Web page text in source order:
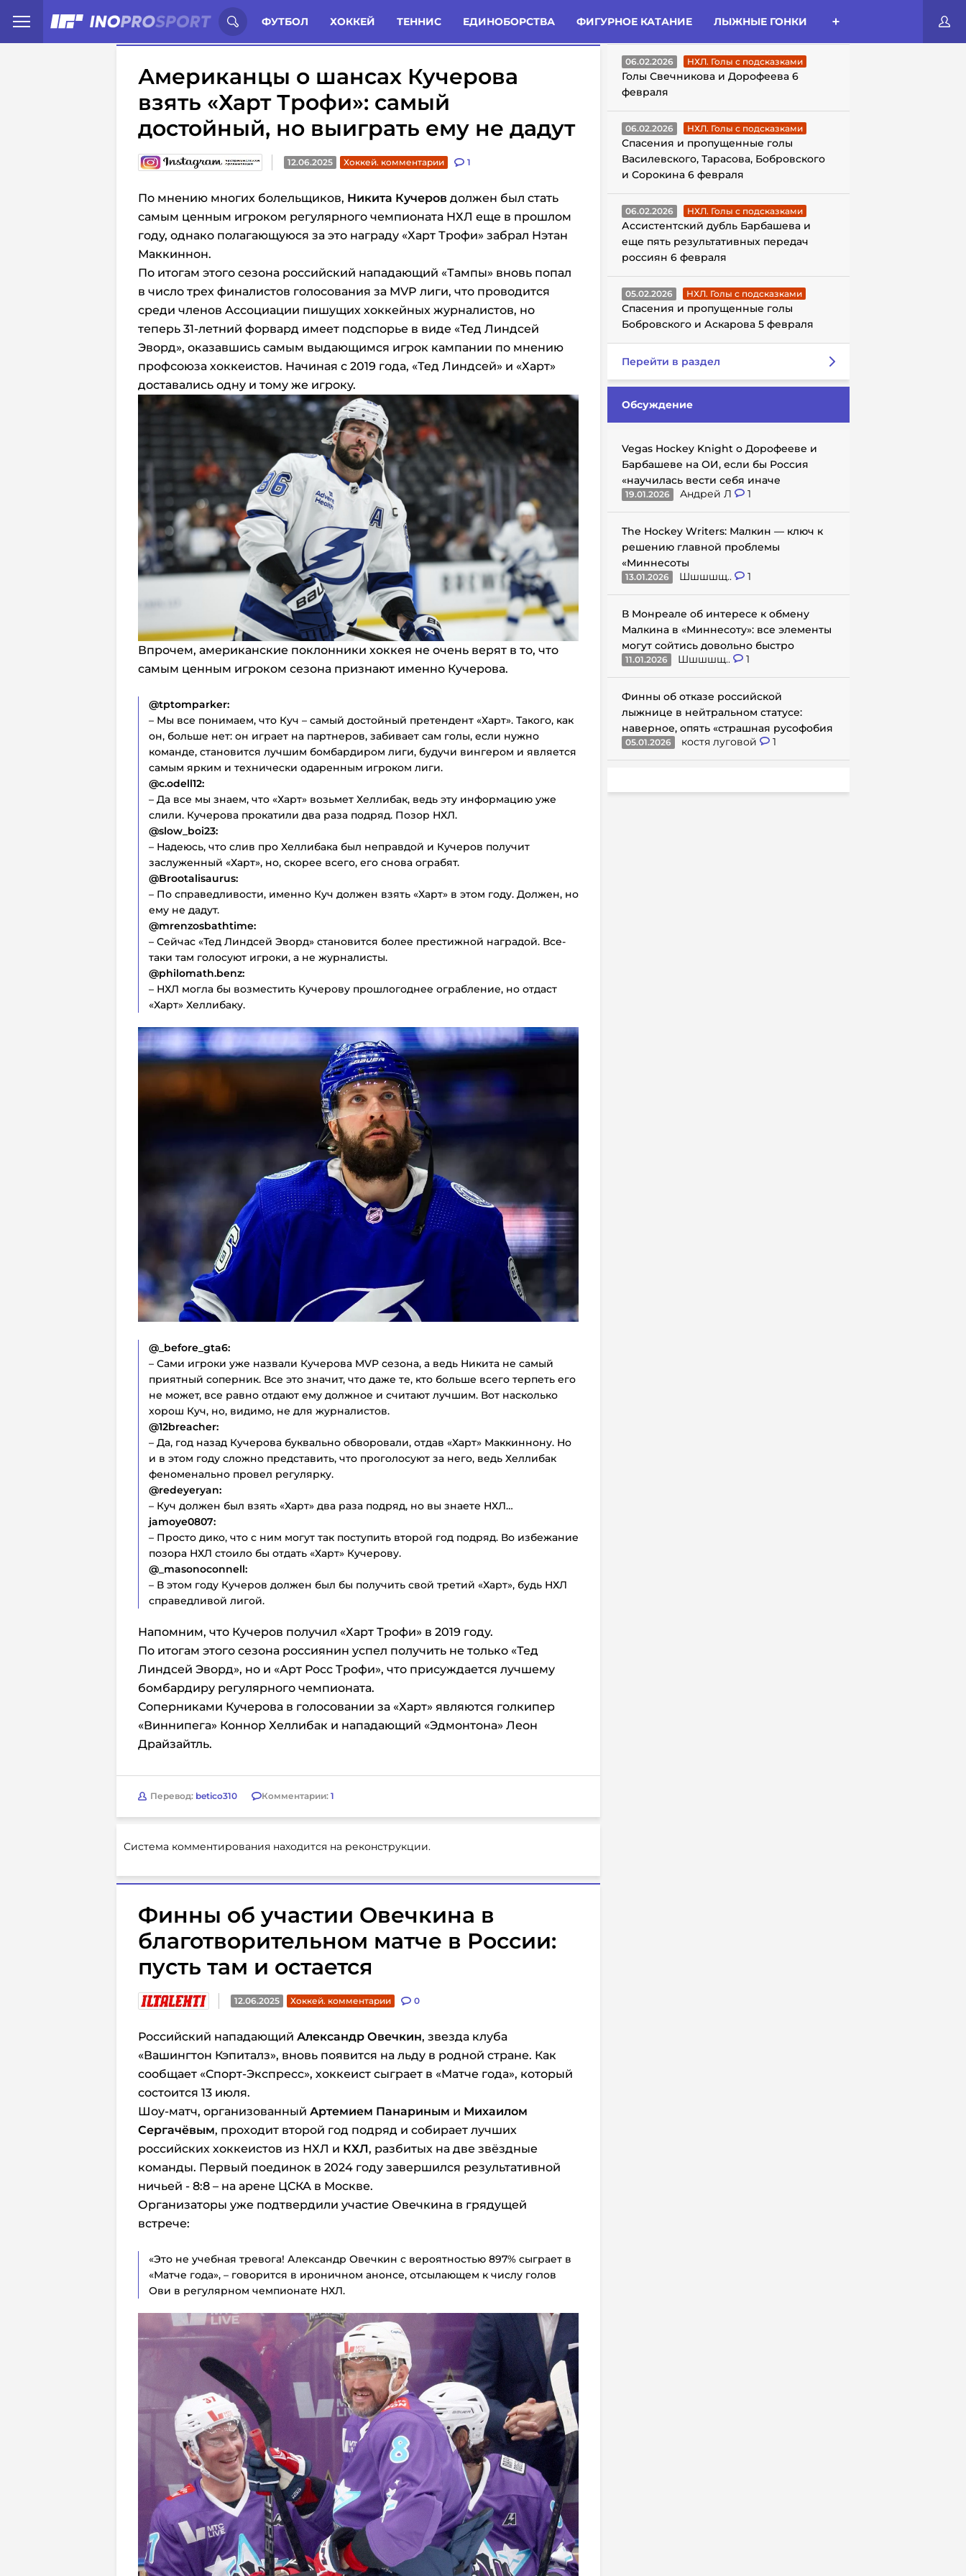
ФУТБОЛ ХОККЕЙ ТЕННИС ЕДИНОБОРСТВА ФИГУРНОЕ КАТАНИЕ ЛЫЖНЫЕ ГОНКИ
Иностранцы о спорте России: Статьи Комменты Новости
Американцы о шансах Кучерова
взять «Харт Трофи»: самый
достойный, но выиграть ему не дадут
12.06.2025 Хоккей. комментарии 1
По мнению многих болельщиков, Никита Кучеров должен был стать
самым ценным игроком регулярного чемпионата НХЛ еще в прошлом
году, однако полагающуюся за это награду «Харт Трофи» забрал Нэтан
Маккиннон.
По итогам этого сезона российский нападающий «Тампы» вновь попал
в число трех финалистов голосования за MVP лиги, что проводится
среди членов Ассоциации пишущих хоккейных журналистов, но
теперь 31-летний форвард имеет подспорье в виде «Тед Линдсей
Эворд», оказавшись самым выдающимся игрок кампании по мнению
профсоюза хоккеистов. Начиная с 2019 года, «Тед Линдсей» и «Харт»
доставались одну и тому же игроку.
Впрочем, американские поклонники хоккея не очень верят в то, что
самым ценным игроком сезона признают именно Кучерова.
@tptomparker:
– Мы все понимаем, что Куч – самый достойный претендент «Харт». Такого, как
он, больше нет: он играет на партнеров, забивает сам голы, если нужно
команде, становится лучшим бомбардиром лиги, будучи вингером и является
самым ярким и технически одаренным игроком лиги.
@c.odell12:
– Да все мы знаем, что «Харт» возьмет Хеллибак, ведь эту информацию уже
слили. Кучерова прокатили два раза подряд. Позор НХЛ.
@slow_boi23:
– Надеюсь, что слив про Хеллибака был неправдой и Кучеров получит
заслуженный «Харт», но, скорее всего, его снова ограбят.
@Brootalisaurus:
– По справедливости, именно Куч должен взять «Харт» в этом году. Должен, но
ему не дадут.
@mrenzosbathtime:
– Сейчас «Тед Линдсей Эворд» становится более престижной наградой. Все-
таки там голосуют игроки, а не журналисты.
@philomath.benz:
– НХЛ могла бы возместить Кучерову прошлогоднее ограбление, но отдаст
«Харт» Хеллибаку.
@_before_gta6:
– Сами игроки уже назвали Кучерова MVP сезона, а ведь Никита не самый
приятный соперник. Все это значит, что даже те, кто больше всего терпеть его
не может, все равно отдают ему должное и считают лучшим. Вот насколько
хорош Куч, но, видимо, не для журналистов.
@12breacher:
– Да, год назад Кучерова буквально обворовали, отдав «Харт» Маккиннону. Но
и в этом году сложно представить, что проголосуют за него, ведь Хеллибак
феноменально провел регулярку.
@redeyeryan:
– Куч должен был взять «Харт» два раза подряд, но вы знаете НХЛ…
jamoye0807:
– Просто дико, что с ним могут так поступить второй год подряд. Во избежание
позора НХЛ стоило бы отдать «Харт» Кучерову.
@_masonoconnell:
– В этом году Кучеров должен был бы получить свой третий «Харт», будь НХЛ
справедливой лигой.
Напомним, что Кучеров получил «Харт Трофи» в 2019 году.
По итогам этого сезона россиянин успел получить не только «Тед
Линдсей Эворд», но и «Арт Росс Трофи», что присуждается лучшему
бомбардиру регулярного чемпионата.
Соперниками Кучерова в голосовании за «Харт» являются голкипер
«Виннипега» Коннор Хеллибак и нападающий «Эдмонтона» Леон
Драйзайтль.
Перевод: betico310 Комментарии: 1
Система комментирования находится на реконструкции.
Финны об участии Овечкина в
благотворительном матче в России:
пусть там и остается
12.06.2025 Хоккей. комментарии 0
Российский нападающий Александр Овечкин, звезда клуба
«Вашингтон Кэпиталз», вновь появится на льду в родной стране. Как
сообщает «Спорт-Экспресс», хоккеист сыграет в «Матче года», который
состоится 13 июля.
Шоу-матч, организованный Артемием Панариным и Михаилом
Сергачёвым, проходит второй год подряд и собирает лучших
российских хоккеистов из НХЛ и КХЛ, разбитых на две звёздные
команды. Первый поединок в 2024 году завершился результативной
ничьей - 8:8 – на арене ЦСКА в Москве.
Организаторы уже подтвердили участие Овечкина в грядущей
встрече:
«Это не учебная тревога! Александр Овечкин с вероятностью 897% сыграет в
«Матче года», – говорится в ироничном анонсе, отсылающем к числу голов
Ови в регулярном чемпионате НХЛ.
ГОЛЫ С ПОДСКАЗКАМИ
06.02.2026 НХЛ. Голы с подсказками
Голы Свечникова и Дорофеева 6
февраля
06.02.2026 НХЛ. Голы с подсказками
Спасения и пропущенные голы
Василевского, Тарасова, Бобровского
и Сорокина 6 февраля
06.02.2026 НХЛ. Голы с подсказками
Ассистентский дубль Барбашева и
еще пять результативных передач
россиян 6 февраля
05.02.2026 НХЛ. Голы с подсказками
Спасения и пропущенные голы
Бобровского и Аскарова 5 февраля
Перейти в раздел
Обсуждение
Vegas Hockey Knight о Дорофееве и
Барбашеве на ОИ, если бы Россия
«научилась вести себя иначе
19.01.2026 Андрей Л 1
The Hockey Writers: Малкин — ключ к
решению главной проблемы
«Миннесоты
13.01.2026 Шшшшщ.. 1
В Монреале об интересе к обмену
Малкина в «Миннесоту»: все элементы
могут сойтись довольно быстро
11.01.2026 Шшшшщ.. 1
Финны об отказе российской
лыжнице в нейтральном статусе:
наверное, опять «страшная русофобия
05.01.2026 костя луговой 1